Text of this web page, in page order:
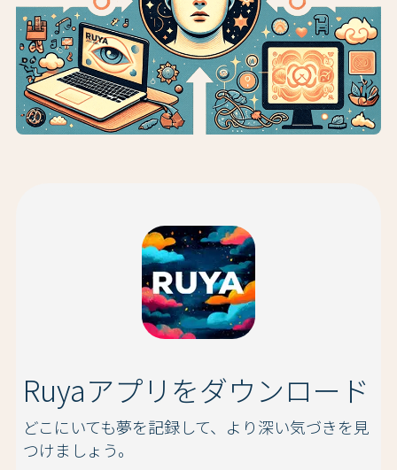
Ruyaアプリをダウンロード
どこにいても夢を記録して、より深い気づきを見
つけましょう。